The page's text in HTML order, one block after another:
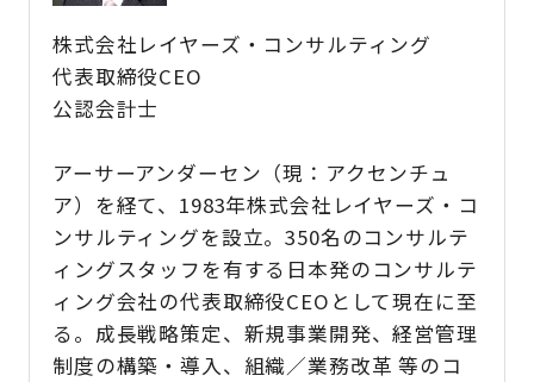
株式会社レイヤーズ・コンサルティング
代表取締役CEO
公認会計士
アーサーアンダーセン（現：アクセンチュ
ア）を経て、1983年株式会社レイヤーズ・コ
ンサルティングを設立。350名のコンサルテ
ィングスタッフを有する日本発のコンサルテ
ィング会社の代表取締役CEOとして現在に至
る。成長戦略策定、新規事業開発、経営管理
制度の構築・導入、組織／業務改革 等のコ